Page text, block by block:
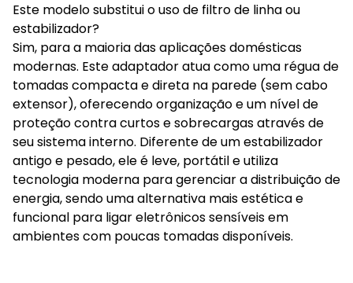
Este modelo substitui o uso de filtro de linha ou
estabilizador?
Sim, para a maioria das aplicações domésticas
modernas. Este adaptador atua como uma régua de
tomadas compacta e direta na parede (sem cabo
extensor), oferecendo organização e um nível de
proteção contra curtos e sobrecargas através de
seu sistema interno. Diferente de um estabilizador
antigo e pesado, ele é leve, portátil e utiliza
tecnologia moderna para gerenciar a distribuição de
energia, sendo uma alternativa mais estética e
funcional para ligar eletrônicos sensíveis em
ambientes com poucas tomadas disponíveis.